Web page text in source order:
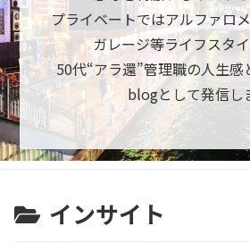
プライベートではアルファロ
ガレージ等ライフスタ
50代“アラ還”管理職の人生
blogとして発信し
インサイト